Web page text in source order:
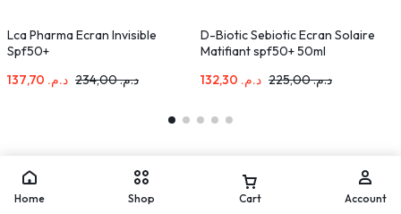
Lca Pharma Ecran Invisible
Spf50+
د.م.
د.م.234,00
D-Biotic Sebiotic Ecran Solaire
Matifiant spf50+ 50ml
د.م.
د.م.225,00
Home Shop Cart Account